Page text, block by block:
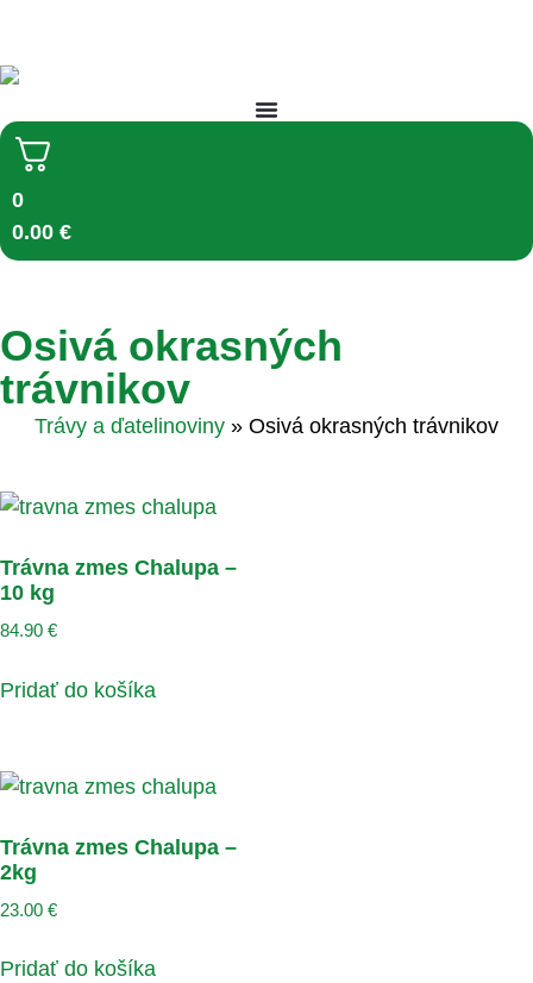
0
0.00 €
Osivá okrasných
trávnikov
Trávy a ďatelinoviny » Osivá okrasných trávnikov
Trávna zmes Chalupa –
10 kg
84.90 €
Pridať do košíka
Trávna zmes Chalupa –
2kg
23.00 €
Pridať do košíka